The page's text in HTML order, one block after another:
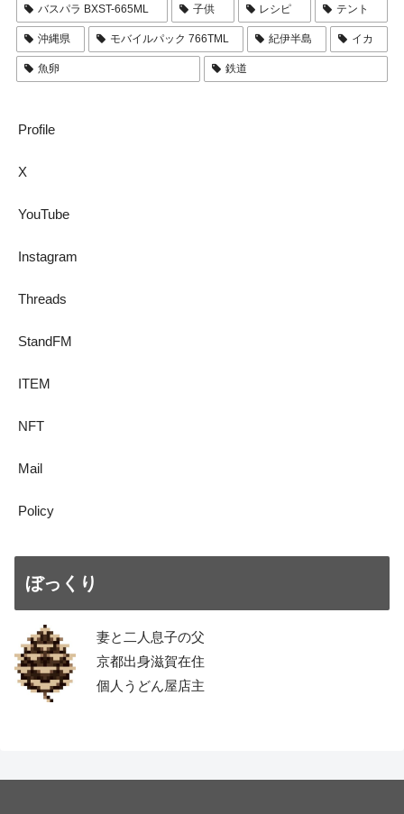
バスパラ BXST-665ML 子供 レシピ テント
沖縄県 モバイルパック 766TML 紀伊半島 イカ
魚卵 鉄道
Profile
X
YouTube
Instagram
Threads
StandFM
ITEM
NFT
Mail
Policy
ぼっくり
妻と二人息子の父
京都出身滋賀在住
個人うどん屋店主